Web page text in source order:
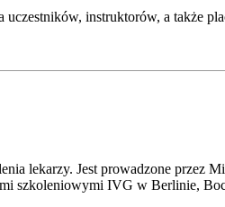
instruktorów, a także
lekarzy. Jest prowadzone
szkoleniowymi IVG w Berlinie,